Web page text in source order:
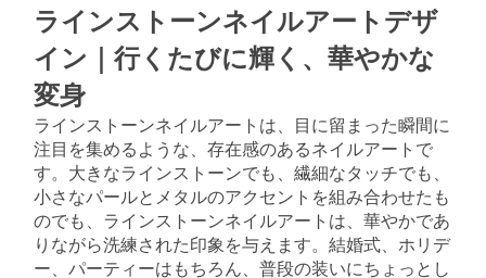
ラインストーンネイルアートデザ
イン｜行くたびに輝く、華やかな
変身
ラインストーンネイルアートは、目に留まった瞬間に
注目を集めるような、存在感のあるネイルアートで
す。大きなラインストーンでも、繊細なタッチでも、
小さなパールとメタルのアクセントを組み合わせたも
のでも、ラインストーンネイルアートは、華やかであ
りながら洗練された印象を与えます。結婚式、ホリデ
ー、パーティーはもちろん、普段の装いにちょっとし